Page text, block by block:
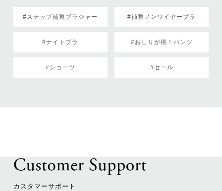
#ステップ補整ブラジャー #補整ノンワイヤーブラ
#ナイトブラ #おしりが桃！パンツ
#ショーツ #セール
カスタマーサポート